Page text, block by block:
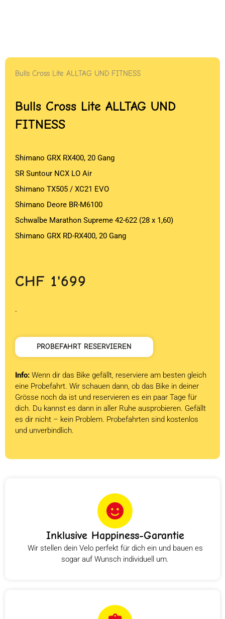
Bulls Cross Lite ALLTAG UND FITNESS
Bulls Cross Lite ALLTAG UND
FITNESS
Shimano GRX RX400, 20 Gang
SR Suntour NCX LO Air
Shimano TX505 / XC21 EVO
Shimano Deore BR-M6100
Schwalbe Marathon Supreme 42-622 (28 x 1,60)
Shimano GRX RD-RX400, 20 Gang
CHF 1'699
.
PROBEFAHRT RESERVIEREN
Info: Wenn dir das Bike gefällt, reserviere am besten gleich
eine Probefahrt. Wir schauen dann, ob das Bike in deiner
Grösse noch da ist und reservieren es ein paar Tage für
dich. Du kannst es dann in aller Ruhe ausprobieren. Gefällt
es dir nicht – kein Problem. Probefahrten sind kostenlos
und unverbindlich.
Inklusive Happiness-Garantie
Wir stellen dein Velo perfekt für dich ein und bauen es
sogar auf Wunsch individuell um.